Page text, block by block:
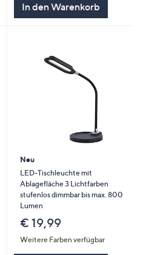
In den Warenkorb
Neu
LED-Tischleuchte mit
Ablagefläche 3 Lichtfarben
stufenlos dimmbar bis max. 800
Lumen
€ 19,99
Weitere Farben verfügbar